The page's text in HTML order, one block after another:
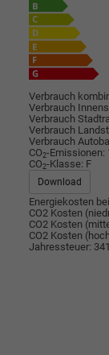
Verbrauch
Verbrauch
Verbrauch
Verbrauch
Verbrauch
CO2-Emissionen:
CO2-Klasse: F
Download
Energiekosten
CO2 Kosten
CO2 Kosten
CO2 Kosten
Jahressteuer: